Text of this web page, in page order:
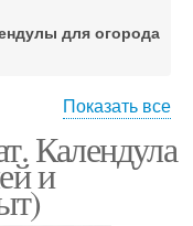
для огорода
Календула от
вредителей
Показать все
Календула
и